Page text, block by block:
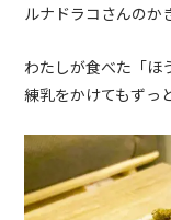
ルナドラコさんのか
わたしが食べた「ほ
練乳をかけてもずっ